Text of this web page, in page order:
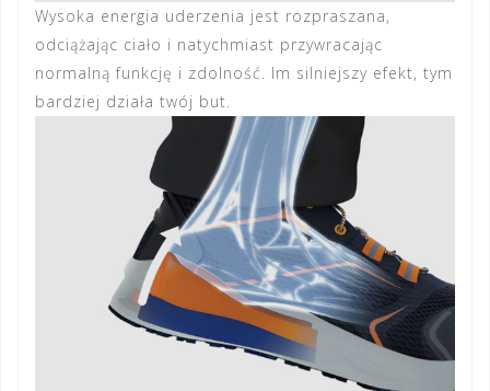
Wysoka energia uderzenia jest rozpraszana,
odciążając ciało i natychmiast przywracając
normalną funkcję i zdolność. Im silniejszy efekt, tym
bardziej działa twój but.